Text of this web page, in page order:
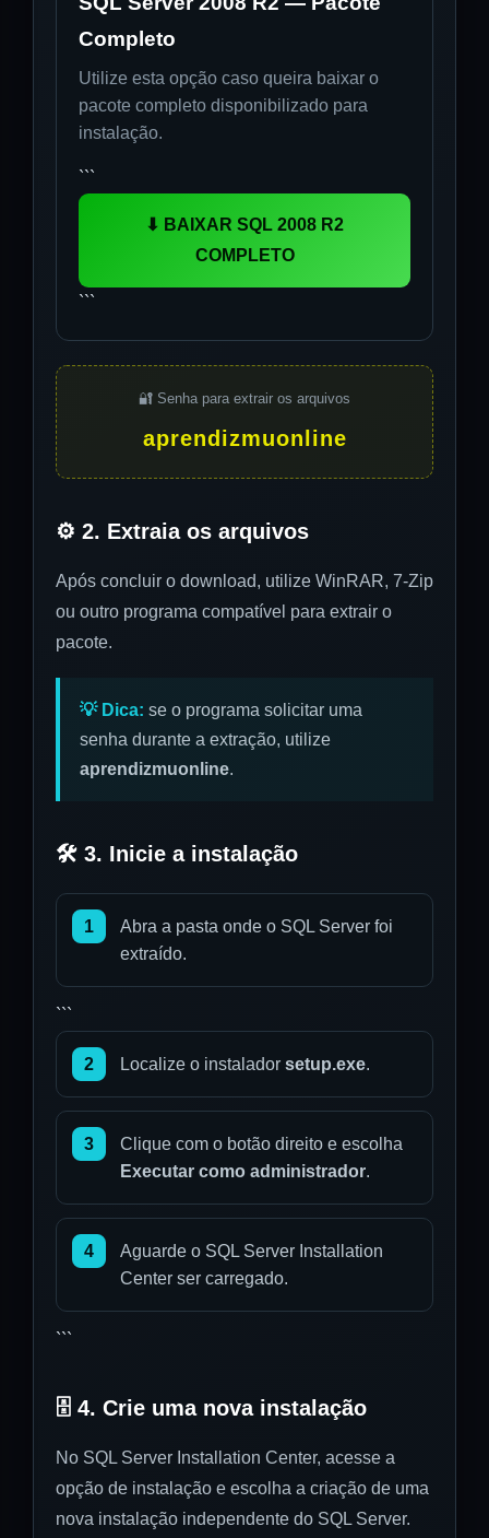
Completo
Utilize esta opção caso queira baixar o
pacote completo disponibilizado para
instalação.
```
⬇ BAIXAR SQL 2008 R2
COMPLETO
```
🔐 Senha para extrair os arquivos
aprendizmuonline
⚙️ 2. Extraia os arquivos
Após concluir o download, utilize WinRAR, 7-Zip
ou outro programa compatível para extrair o
pacote.
💡 Dica: se o programa solicitar uma
senha durante a extração, utilize
aprendizmuonline.
🛠️ 3. Inicie a instalação
1
Abra a pasta onde o SQL Server foi
extraído.
```
2 Localize o instalador setup.exe.
3
Clique com o botão direito e escolha
Executar como administrador.
4
Aguarde o SQL Server Installation
Center ser carregado.
```
🗄️ 4. Crie uma nova instalação
No SQL Server Installation Center, acesse a
opção de instalação e escolha a criação de uma
nova instalação independente do SQL Server.